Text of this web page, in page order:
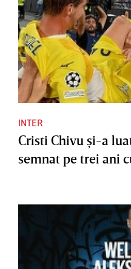
INTER
Cristi Chivu şi-a
semnat pe trei ani